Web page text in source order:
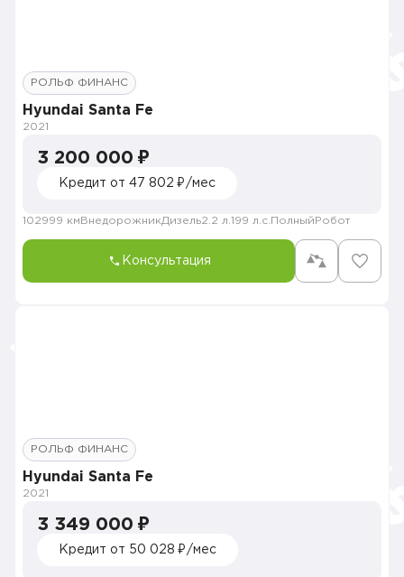
РОЛЬФ ФИНАНС
Hyundai Santa Fe
2021
3 200 000 ₽
Кредит от 47 802 ₽/мес
102999 км ВнедорожникДизель2.2 л. 199 л.с. Полный Робот
Консультация
РОЛЬФ ФИНАНС
Hyundai Santa Fe
2021
3 349 000 ₽
Кредит от 50 028 ₽/мес